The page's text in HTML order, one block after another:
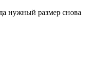
нужный размер снова